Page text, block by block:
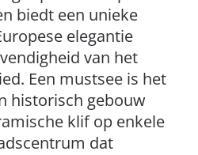
biedt een unieke
elegantie
van het
Een mustsee is het
historisch gebouw
klif op enkele
dat